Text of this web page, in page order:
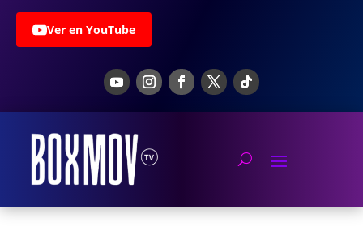
Ver en YouTube